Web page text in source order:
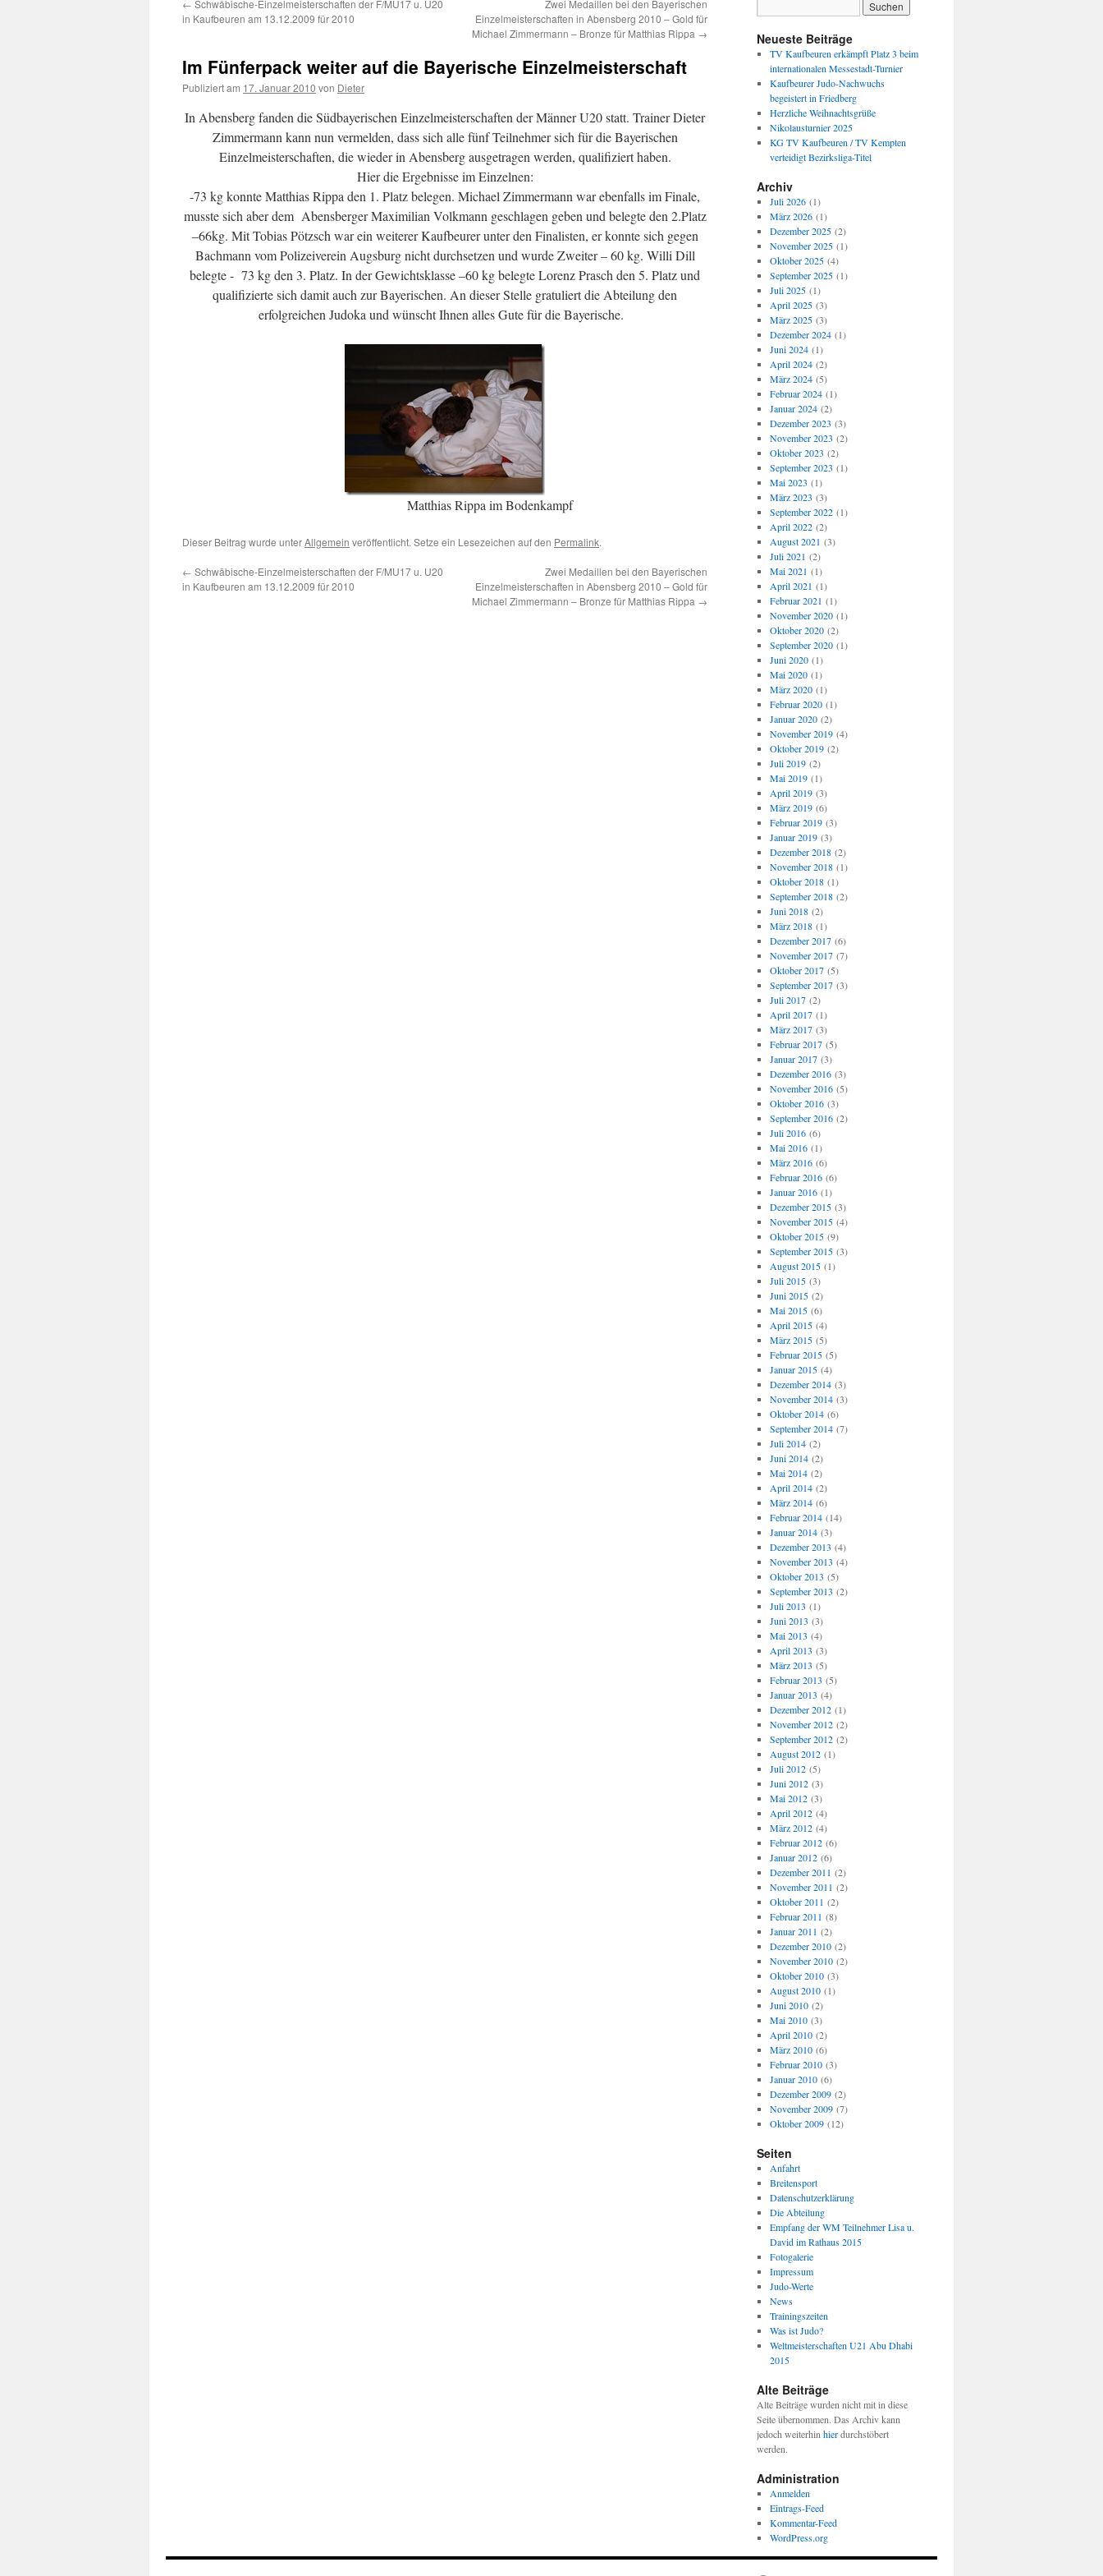
Inhalt
← Schwäbische-Einzelmeisterschaften der F/MU17 u. U20
in Kaufbeuren am 13.12.2009 für 2010
Zwei Medaillen bei den Bayerischen
Einzelmeisterschaften in Abensberg 2010 – Gold für
Michael Zimmermann – Bronze für Matthias Rippa →
Im Fünferpack weiter auf die Bayerische Einzelmeisterschaft
Publiziert am 17. Januar 2010 von Dieter
In Abensberg fanden die Südbayerischen Einzelmeisterschaften der Männer U20 statt. Trainer Dieter
Zimmermann kann nun vermelden, dass sich alle fünf Teilnehmer sich für die Bayerischen
Einzelmeisterschaften, die wieder in Abensberg ausgetragen werden, qualifiziert haben.
Hier die Ergebnisse im Einzelnen:
-73 kg konnte Matthias Rippa den 1. Platz belegen. Michael Zimmermann war ebenfalls im Finale,
musste sich aber dem Abensberger Maximilian Volkmann geschlagen geben und belegte den 2.Platz
–66kg. Mit Tobias Pötzsch war ein weiterer Kaufbeurer unter den Finalisten, er konnte sich gegen
Bachmann vom Polizeiverein Augsburg nicht durchsetzen und wurde Zweiter – 60 kg. Willi Dill
belegte - 73 kg den 3. Platz. In der Gewichtsklasse –60 kg belegte Lorenz Prasch den 5. Platz und
qualifizierte sich damit auch zur Bayerischen. An dieser Stelle gratuliert die Abteilung den
erfolgreichen Judoka und wünscht Ihnen alles Gute für die Bayerische.
Matthias Rippa im Bodenkampf
Dieser Beitrag wurde unterAllgemein veröffentlicht. Setze ein Lesezeichen auf den Permalink.
← Schwäbische-Einzelmeisterschaften der F/MU17 u. U20
in Kaufbeuren am 13.12.2009 für 2010
Zwei Medaillen bei den Bayerischen
Einzelmeisterschaften in Abensberg 2010 – Gold für
Michael Zimmermann – Bronze für Matthias Rippa →
Neueste Beiträge
TV Kaufbeuren erkämpft Platz 3 beim
internationalen Messestadt-Turnier
Kaufbeurer Judo-Nachwuchs
begeistert in Friedberg
Herzliche Weihnachtsgrüße
Nikolausturnier 2025
KG TV Kaufbeuren / TV Kempten
verteidigt Bezirksliga-Titel
Archiv
Juli 2026(1)
März 2026(1)
Dezember 2025(2)
November 2025(1)
Oktober 2025(4)
September 2025(1)
Juli 2025(1)
April 2025(3)
März 2025(3)
Dezember 2024(1)
Juni 2024(1)
April 2024(2)
März 2024(5)
Februar 2024(1)
Januar 2024(2)
Dezember 2023 (3)
November 2023 (2)
Oktober 2023 (2)
September 2023 (1)
Mai 2023 (1)
März 2023 (3)
September 2022(1)
April 2022(2)
August 2021 (3)
Juli 2021 (2)
Mai 2021 (1)
April 2021 (1)
Februar 2021 (1)
November 2020(1)
Oktober 2020(2)
September 2020(1)
Juni 2020(1)
Mai 2020(1)
März 2020(1)
Februar 2020(1)
Januar 2020(2)
November 2019(4)
Oktober 2019(2)
Juli 2019(2)
Mai 2019(1)
April 2019(3)
März 2019(6)
Februar 2019(3)
Januar 2019(3)
Dezember 2018(2)
November 2018(1)
Oktober 2018(1)
September 2018(2)
Juni 2018(2)
März 2018(1)
Dezember 2017(6)
November 2017(7)
Oktober 2017(5)
September 2017(3)
Juli 2017(2)
April 2017(1)
März 2017(3)
Februar 2017(5)
Januar 2017(3)
Dezember 2016(3)
November 2016(5)
Oktober 2016(3)
September 2016(2)
Juli 2016(6)
Mai 2016(1)
März 2016(6)
Februar 2016(6)
Januar 2016(1)
Dezember 2015(3)
November 2015(4)
Oktober 2015(9)
September 2015(3)
August 2015(1)
Juli 2015(3)
Juni 2015(2)
Mai 2015(6)
April 2015(4)
März 2015(5)
Februar 2015(5)
Januar 2015(4)
Dezember 2014(3)
November 2014(3)
Oktober 2014(6)
September 2014(7)
Juli 2014(2)
Juni 2014(2)
Mai 2014(2)
April 2014(2)
März 2014(6)
Februar 2014(14)
Januar 2014(3)
Dezember 2013 (4)
November 2013 (4)
Oktober 2013 (5)
September 2013 (2)
Juli 2013 (1)
Juni 2013 (3)
Mai 2013 (4)
April 2013 (3)
März 2013 (5)
Februar 2013 (5)
Januar 2013 (4)
Dezember 2012(1)
November 2012(2)
September 2012(2)
August 2012(1)
Juli 2012(5)
Juni 2012(3)
Mai 2012(3)
April 2012(4)
März 2012(4)
Februar 2012(6)
Januar 2012(6)
Dezember 2011 (2)
November 2011 (2)
Oktober 2011 (2)
Februar 2011 (8)
Januar 2011 (2)
Dezember 2010(2)
November 2010(2)
Oktober 2010(3)
August 2010(1)
Juni 2010(2)
Mai 2010(3)
April 2010(2)
März 2010(6)
Februar 2010(3)
Januar 2010(6)
Dezember 2009(2)
November 2009(7)
Oktober 2009(12)
Seiten
Anfahrt
Breitensport
Datenschutzerklärung
Die Abteilung
Empfang der WM Teilnehmer Lisa u.
David im Rathaus 2015
Fotogalerie
Impressum
Judo-Werte
News
Trainingszeiten
Was ist Judo?
Weltmeisterschaften U21 Abu Dhabi
2015
Alte Beiträge
Alte Beiträge wurden nicht mit in diese
Seite übernommen. Das Archiv kann
jedoch weiterhin hierdurchstöbert
werden.
Administration
Anmelden
Eintrags-Feed
Kommentar-Feed
WordPress.org